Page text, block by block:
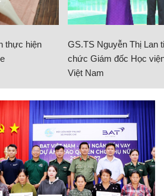
thực hiện
GS.TS Nguyễn Thị Lan
chức Giám đốc Học
Việt Nam